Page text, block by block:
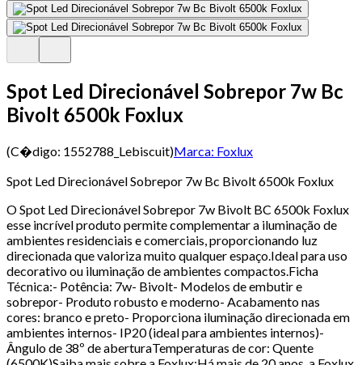
Spot Led Direcionável Sobrepor 7w Bc
Bivolt 6500k Foxlux
(C�digo: 1552788_Lebiscuit)Marca: Foxlux
Spot Led Direcionável Sobrepor 7w Bc Bivolt 6500k Foxlux
O Spot Led Direcionável Sobrepor 7w Bivolt BC 6500k Foxlux
esse incrível produto permite complementar a iluminação de
ambientes residenciais e comerciais, proporcionando luz
direcionada que valoriza muito qualquer espaço.Ideal para uso
decorativo ou iluminação de ambientes compactos.Ficha
Técnica:- Potência: 7w- Bivolt- Modelos de embutir e
sobrepor- Produto robusto e moderno- Acabamento nas
cores: branco e preto- Proporciona iluminação direcionada em
ambientes internos- IP20 (ideal para ambientes internos)-
Ângulo de 38º de aberturaTemperaturas de cor: Quente